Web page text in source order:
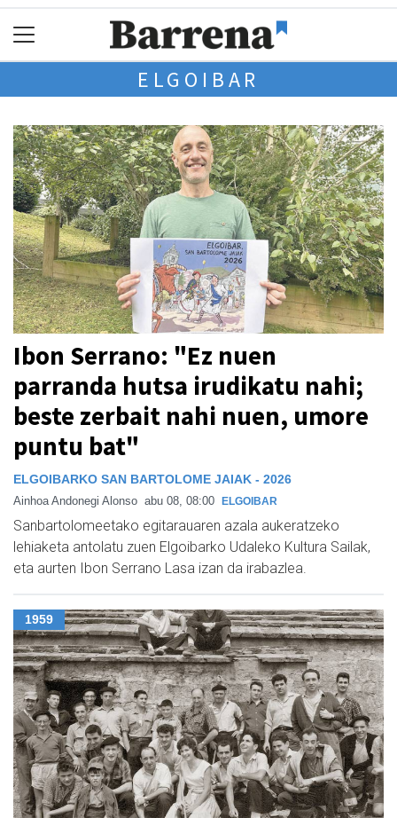
ELGOIBAR
Ibon Serrano: "Ez nuen
parranda hutsa irudikatu nahi;
beste zerbait nahi nuen, umore
puntu bat"
ELGOIBARKO SAN BARTOLOME JAIAK - 2026
Ainhoa Andonegi Alonso abu 08, 08:00 ELGOIBAR
Sanbartolomeetako egitarauaren azala aukeratzeko
lehiaketa antolatu zuen Elgoibarko Udaleko Kultura Sailak,
eta aurten Ibon Serrano Lasa izan da irabazlea.
1959